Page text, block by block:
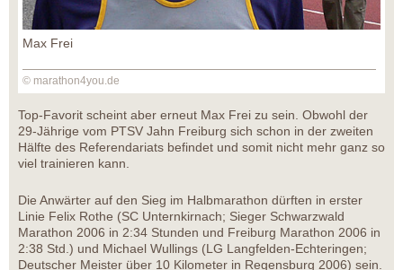
Max Frei
© marathon4you.de
Top-Favorit scheint aber erneut Max Frei zu sein. Obwohl der
29-Jährige vom PTSV Jahn Freiburg sich schon in der zweiten
Hälfte des Referendariats befindet und somit nicht mehr ganz so
viel trainieren kann.
Die Anwärter auf den Sieg im Halbmarathon dürften in erster
Linie Felix Rothe (SC Unternkirnach; Sieger Schwarzwald
Marathon 2006 in 2:34 Stunden und Freiburg Marathon 2006 in
2:38 Std.) und Michael Wullings (LG Langfelden-Echteringen;
Deutscher Meister über 10 Kilometer in Regensburg 2006) sein.